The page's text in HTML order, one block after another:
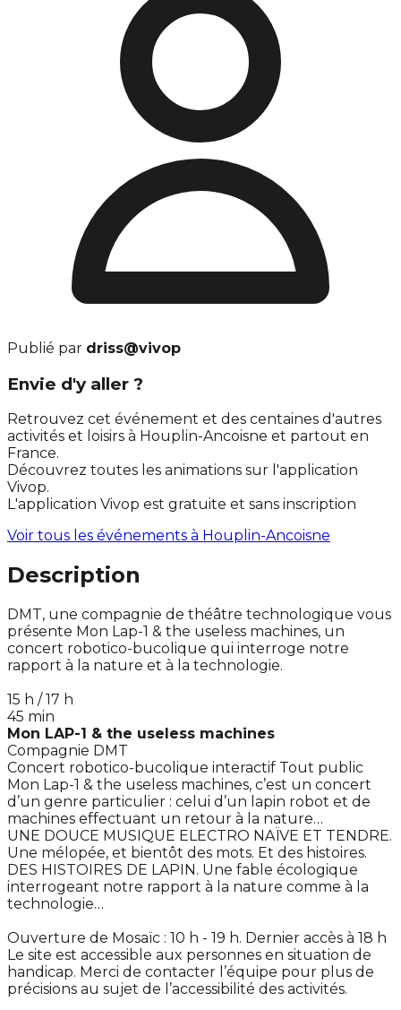
Publié par driss@vivop
Envie d'y aller ?
Retrouvez cet événement et des centaines d'autres
activités et loisirs à Houplin-Ancoisne et partout en
France.
Découvrez toutes les animations sur l'application
Vivop.
L'application Vivop est gratuite et sans inscription
Voir tous les événements à Houplin-Ancoisne
Description
DMT, une compagnie de théâtre technologique vous
présente Mon Lap-1 & the useless machines, un
concert robotico-bucolique qui interroge notre
rapport à la nature et à la technologie.
15 h / 17 h
45 min
Mon LAP-1 & the useless machines
Compagnie DMT
Concert robotico-bucolique interactif Tout public
Mon Lap-1 & the useless machines, c’est un concert
d’un genre particulier : celui d’un lapin robot et de
machines effectuant un retour à la nature…
UNE DOUCE MUSIQUE ELECTRO NAÏVE ET TENDRE.
Une mélopée, et bientôt des mots. Et des histoires.
DES HISTOIRES DE LAPIN. Une fable écologique
interrogeant notre rapport à la nature comme à la
technologie…
Ouverture de Mosaïc : 10 h - 19 h. Dernier accès à 18 h
Le site est accessible aux personnes en situation de
handicap. Merci de contacter l’équipe pour plus de
précisions au sujet de l’accessibilité des activités.